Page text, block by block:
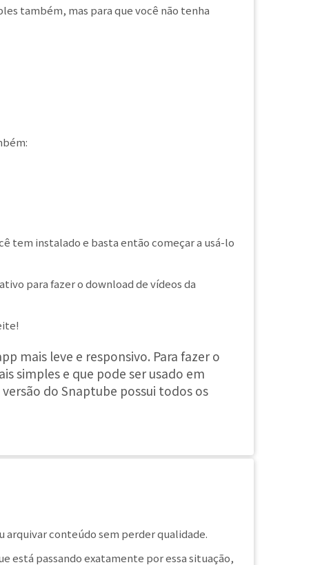
também, mas para que você não tenha
tem instalado e basta então começar a usá-lo
para fazer o download de vídeos da
mais leve e responsivo. Para fazer o
simples e que pode ser usado em
do Snaptube possui todos os
arquivar conteúdo sem perder qualidade.
está passando exatamente por essa situação,